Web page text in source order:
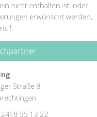
nicht enthalten ist, oder
erwünscht werden,
!
Straße 8
24) 9 55 13 22